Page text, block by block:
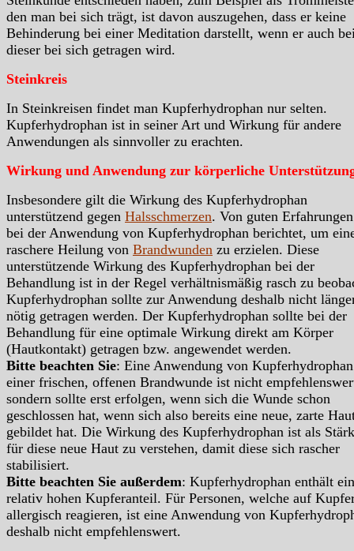
den man bei sich trägt, ist davon auszugehen, dass er keine
Behinderung bei einer Meditation darstellt, wenn er auch
dieser bei sich getragen wird.
Steinkreis
In Steinkreisen findet man Kupferhydrophan nur selten.
Kupferhydrophan ist in seiner Art und Wirkung für andere
Anwendungen als sinnvoller zu erachten.
Wirkung und Anwendung zur körperliche
Insbesondere gilt die Wirkung des Kupferhydrophan
unterstützend gegen Halsschmerzen. Von guten
bei der Anwendung von Kupferhydrophan berichtet, um
raschere Heilung von Brandwunden zu erzielen. Diese
unterstützende Wirkung des Kupferhydrophan bei der
Behandlung ist in der Regel verhältnismäßig rasch zu
Kupferhydrophan sollte zur Anwendung deshalb nicht
nötig getragen werden. Der Kupferhydrophan sollte bei der
Behandlung für eine optimale Wirkung direkt am Körper
(Hautkontakt) getragen bzw. angewendet werden.
Bitte beachten Sie: Eine Anwendung von
einer frischen, offenen Brandwunde ist nicht
sondern sollte erst erfolgen, wenn sich die Wunde schon
geschlossen hat, wenn sich also bereits eine neue, zarte
gebildet hat. Die Wirkung des Kupferhydrophan ist als
für diese neue Haut zu verstehen, damit diese sich rascher
stabilisiert.
Bitte beachten Sie außerdem: Kupferhydrophan enthält
relativ hohen Kupferanteil. Für Personen, welche auf
allergisch reagieren, ist eine Anwendung von
deshalb nicht empfehlenswert.